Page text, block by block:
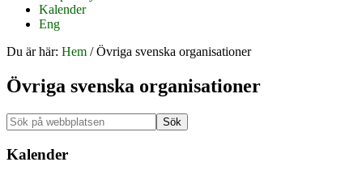
Kalender
Eng
Du är här: Hem /Övriga svenska organisationer
Övriga svenska organisationer
Primärt
sidofält
Sök
på
webbplatsen
Kalender